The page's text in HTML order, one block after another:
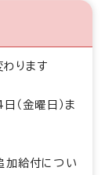
ります
（金曜日）ま
加給付につい